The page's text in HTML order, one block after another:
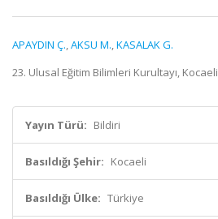
APAYDIN Ç.,AKSU M.,KASALAK G.
23. Ulusal Eğitim Bilimleri Kurultayı,
Yayın Türü: Bildiri
Basıldığı Şehir: Kocaeli
Basıldığı Ülke: Türkiye